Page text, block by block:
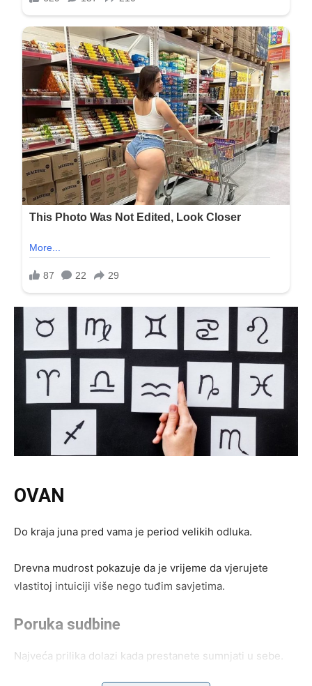
OVAN
Do kraja juna pred vama je period velikih odluka.
Drevna mudrost pokazuje da je vrijeme da vjerujete
vlastitoj intuiciji više nego tuđim savjetima.
Poruka sudbine
Najveća prilika dolazi kada prestanete sumnjati u sebe.